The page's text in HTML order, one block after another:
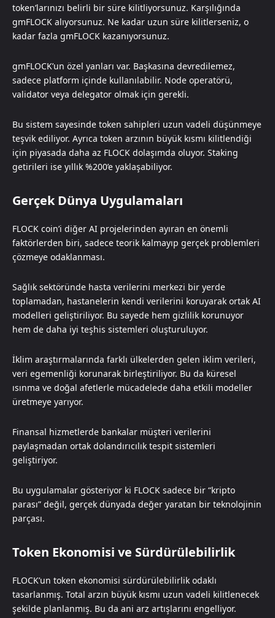
token’larınızı belirli bir süre kilitliyorsunuz. Karşılığında
gmFLOCK alıyorsunuz. Ne kadar uzun süre kilitlerseniz, o
kadar fazla gmFLOCK kazanıyorsunuz.
gmFLOCK’un özel yanları var. Başkasına devredilemez,
sadece platform içinde kullanılabilir. Node operatörü,
validator veya delegator olmak için gerekli.
Bu sistem sayesinde token sahipleri uzun vadeli düşünmeye
teşvik ediliyor. Ayrıca token arzının büyük kısmı kilitlendiği
için piyasada daha az FLOCK dolaşımda oluyor. Staking
getirileri ise yıllık %200’e yaklaşabiliyor.
Gerçek Dünya Uygulamaları
FLOCK coin’i diğer AI projelerinden ayıran en önemli
faktörlerden biri, sadece teorik kalmayıp gerçek problemleri
çözmeye odaklanması.
Sağlık sektöründe hasta verilerini merkezi bir yerde
toplamadan, hastanelerin kendi verilerini koruyarak ortak AI
modelleri geliştiriliyor. Bu sayede hem gizlilik korunuyor
hem de daha iyi teşhis sistemleri oluşturuluyor.
İklim araştırmalarında farklı ülkelerden gelen iklim verileri,
veri egemenliği korunarak birleştiriliyor. Bu da küresel
ısınma ve doğal afetlerle mücadelede daha etkili modeller
üretmeye yarıyor.
Finansal hizmetlerde bankalar müşteri verilerini
paylaşmadan ortak dolandırıcılık tespit sistemleri
geliştiriyor.
Bu uygulamalar gösteriyor ki FLOCK sadece bir “kripto
parası” değil, gerçek dünyada değer yaratan bir teknolojinin
parçası.
Token Ekonomisi ve Sürdürülebilirlik
FLOCK’un token ekonomisi sürdürülebilirlik odaklı
tasarlanmış. Total arzın büyük kısmı uzun vadeli kilitlenecek
şekilde planlanmış. Bu da ani arz artışlarını engelliyor.